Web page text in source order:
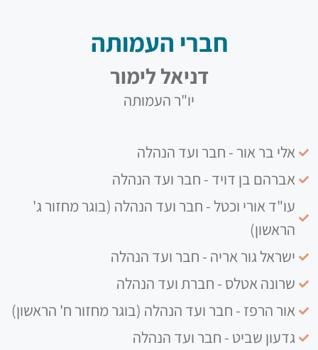
חברי העמותה
דניאל לימור
יו"ר העמותה
אלי בר אור - חבר ועד הנהלה
אברהם בן דויד - חבר ועד הנהלה
עו"ד אורי וכטל - חבר ועד הנהלה (בוגר מחזור ג'
הראשון)
ישראל גור אריה - חבר ועד הנהלה
שרונה אטלס - חברת ועד הנהלה
אור הרפז - חבר ועד הנהלה (בוגר מחזור ח' הראשון)
גדעון שביט - חבר ועד הנהלה